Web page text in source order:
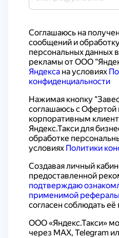
Cоглашаюсь на
сообщений и
персональных данных
рекламы от ООО
Яндекса на условиях
конфиденциальности
Нажимая кнопку
соглашаюсь с Офертой
корпоративным
Яндекс.Такси для
обработке
условиях Политики
Создавая личный
подтверждаю
применимой
согласен соблюдать её
ООО «Яндекс.Такси»
через MAX, Telegram